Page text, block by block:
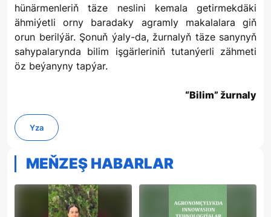
hünärmenleriň täze neslini kemala getirmekdäki
ähmiýetli orny baradaky agramly makalalara giň
orun berilýär. Şonuň ýaly-da, žurnalyň täze sanynyň
sahypalarynda bilim işgärleriniň tutanýerli zähmeti
öz beýanyny tapýar.
“Bilim” žurnaly
Yza
MEŇZEŞ HABARLAR